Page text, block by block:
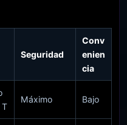
Seguridad
Conv
enien
cia
T
Máximo Bajo